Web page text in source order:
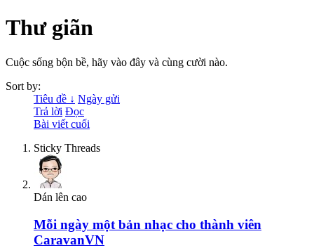
Thư giãn
Cuộc sống bộn bề, hãy vào đây và cùng cười nào.
Sort by:
Tiêu đề ↓ Ngày gửi
Trả lời Đọc
Bài viết cuối
Sticky Threads
Dán lên cao
Mỗi ngày một bản nhạc cho thành viên
CaravanVN